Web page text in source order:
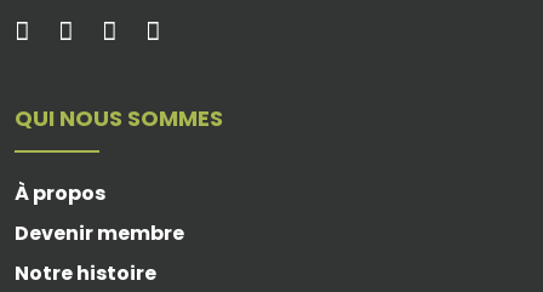
QUI NOUS SOMMES
À propos
Devenir membre
Notre histoire